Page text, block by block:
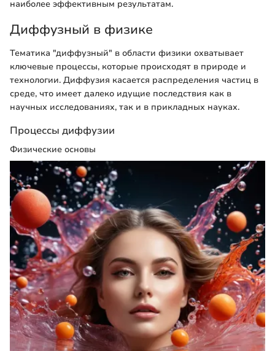
наиболее эффективным результатам.
Диффузный в физике
Тематика "диффузный" в области физики охватывает
ключевые процессы, которые происходят в природе и
технологии. Диффузия касается распределения частиц в
среде, что имеет далеко идущие последствия как в
научных исследованиях, так и в прикладных науках.
Процессы диффузии
Физические основы